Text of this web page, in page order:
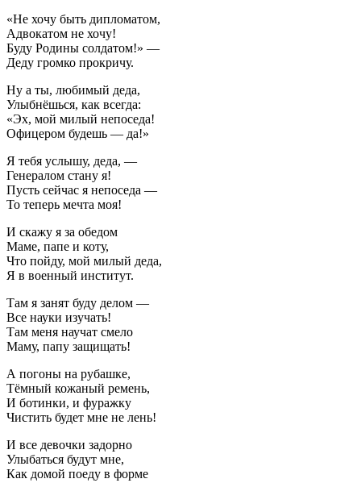
«Не хочу быть дипломатом,
Адвокатом не хочу!
Буду Родины солдатом!» —
Деду громко прокричу.
Ну а ты, любимый деда,
Улыбнёшься, как всегда:
«Эх, мой милый непоседа!
Офицером будешь — да!»
Я тебя услышу, деда, —
Генералом стану я!
Пусть сейчас я непоседа —
То теперь мечта моя!
И скажу я за обедом
Маме, папе и коту,
Что пойду, мой милый деда,
Я в военный институт.
Там я занят буду делом —
Все науки изучать!
Там меня научат смело
Маму, папу защищать!
А погоны на рубашке,
Тёмный кожаный ремень,
И ботинки, и фуражку
Чистить будет мне не лень!
И все девочки задорно
Улыбаться будут мне,
Как домой поеду в форме